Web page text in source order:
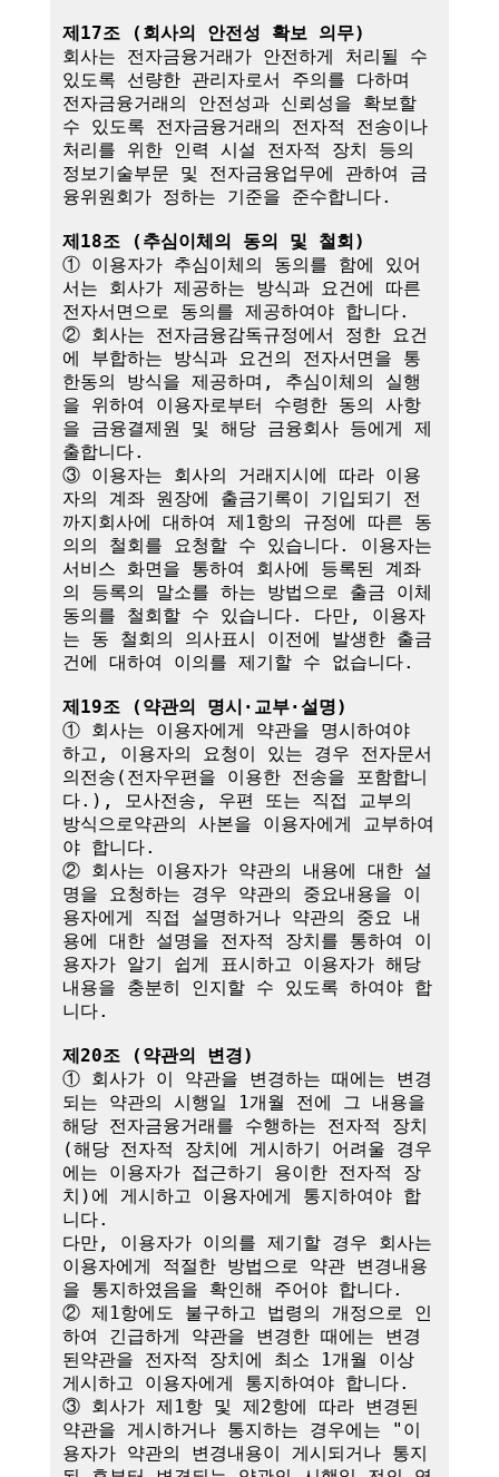
제17조 (회사의 안전성 확보 의무)
회사는 전자금융거래가 안전하게 처리될 수
있도록 선량한 관리자로서 주의를 다하며
전자금융거래의 안전성과 신뢰성을 확보할
수 있도록 전자금융거래의 전자적 전송이나
처리를 위한 인력 시설 전자적 장치 등의
정보기술부문 및 전자금융업무에 관하여 금
융위원회가 정하는 기준을 준수합니다.
제18조 (추심이체의 동의 및 철회)
① 이용자가 추심이체의 동의를 함에 있어
서는 회사가 제공하는 방식과 요건에 따른
전자서면으로 동의를 제공하여야 합니다.
② 회사는 전자금융감독규정에서 정한 요건
에 부합하는 방식과 요건의 전자서면을 통
한동의 방식을 제공하며, 추심이체의 실행
을 위하여 이용자로부터 수령한 동의 사항
을 금융결제원 및 해당 금융회사 등에게 제
출합니다.
③ 이용자는 회사의 거래지시에 따라 이용
자의 계좌 원장에 출금기록이 기입되기 전
까지회사에 대하여 제1항의 규정에 따른 동
의의 철회를 요청할 수 있습니다. 이용자는
서비스 화면을 통하여 회사에 등록된 계좌
의 등록의 말소를 하는 방법으로 출금 이체
동의를 철회할 수 있습니다. 다만, 이용자
는 동 철회의 의사표시 이전에 발생한 출금
건에 대하여 이의를 제기할 수 없습니다.
제19조 (약관의 명시·교부·설명)
① 회사는 이용자에게 약관을 명시하여야
하고, 이용자의 요청이 있는 경우 전자문서
의전송(전자우편을 이용한 전송을 포함합니
다.), 모사전송, 우편 또는 직접 교부의
방식으로약관의 사본을 이용자에게 교부하여
야 합니다.
② 회사는 이용자가 약관의 내용에 대한 설
명을 요청하는 경우 약관의 중요내용을 이
용자에게 직접 설명하거나 약관의 중요 내
용에 대한 설명을 전자적 장치를 통하여 이
용자가 알기 쉽게 표시하고 이용자가 해당
내용을 충분히 인지할 수 있도록 하여야 합
니다.
제20조 (약관의 변경)
① 회사가 이 약관을 변경하는 때에는 변경
되는 약관의 시행일 1개월 전에 그 내용을
해당 전자금융거래를 수행하는 전자적 장치
(해당 전자적 장치에 게시하기 어려울 경우
에는 이용자가 접근하기 용이한 전자적 장
치)에 게시하고 이용자에게 통지하여야 합
니다.
다만, 이용자가 이의를 제기할 경우 회사는
이용자에게 적절한 방법으로 약관 변경내용
을 통지하였음을 확인해 주어야 합니다.
② 제1항에도 불구하고 법령의 개정으로 인
하여 긴급하게 약관을 변경한 때에는 변경
된약관을 전자적 장치에 최소 1개월 이상
게시하고 이용자에게 통지하여야 합니다.
③ 회사가 제1항 및 제2항에 따라 변경된
약관을 게시하거나 통지하는 경우에는 "이
용자가 약관의 변경내용이 게시되거나 통지